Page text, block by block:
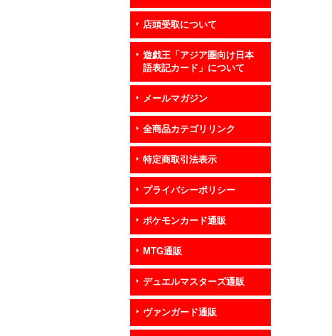
店頭受取について
遊戯王「アジア圏向け日本
語表記カード」について
メールマガジン
全商品カテゴリリンク
特定商取引法表示
プライバシーポリシー
ポケモンカード通販
MTG通販
デュエルマスターズ通販
ヴァンガード通販